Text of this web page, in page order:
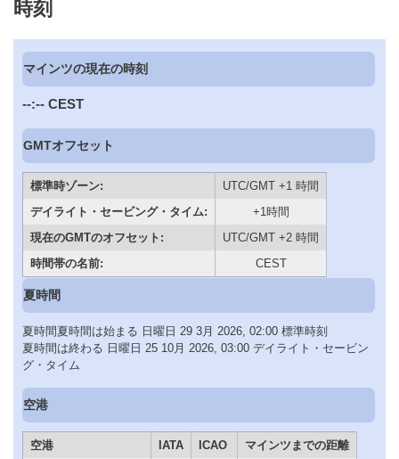
時刻
マインツの現在の時刻
--:-- CEST
GMTオフセット
標準時ゾーン:
UTC/GMT +1 時間
デイライト・セービング・タイム:
+1時間
現在のGMTのオフセット:
UTC/GMT +2 時間
時間帯の名前:
CEST
夏時間
夏時間夏時間は始まる 日曜日 29 3月 2026, 02:00 標準時刻
夏時間は終わる 日曜日 25 10月 2026, 03:00 デイライト・セービン
グ・タイム
空港
空港 IATA ICAO
マインツまでの距離